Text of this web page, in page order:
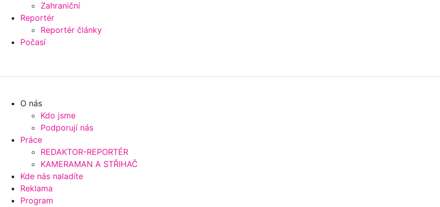
Zahraniční
Reportér
Reportér články
Počasí
O nás
Kdo jsme
Podporují nás
Práce
REDAKTOR-REPORTÉR
KAMERAMAN A STŘIHAČ
Kde nás naladíte
Reklama
Program